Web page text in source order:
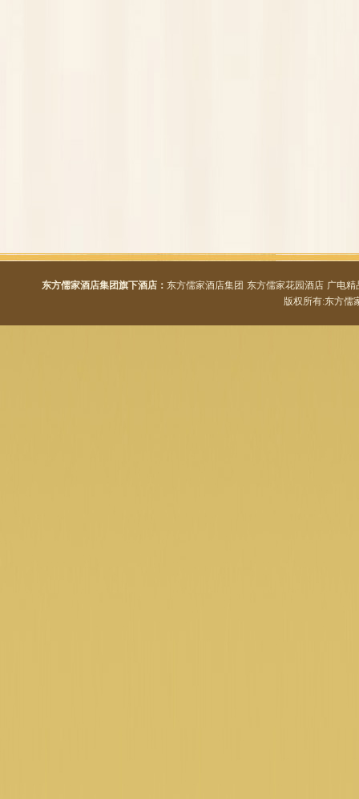
东方儒家酒店集团旗下酒店： 东方儒家酒店集团 东方儒家花园酒店 广电精
版权所有:东方